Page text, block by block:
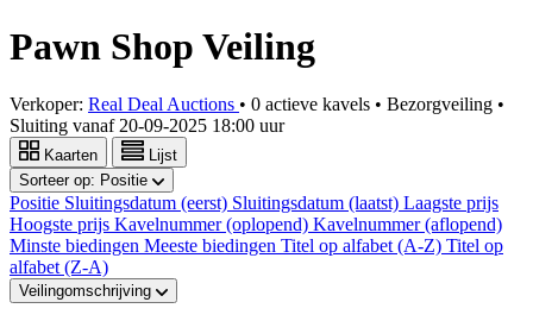
Pawn Shop Veiling
Verkoper: Real Deal Auctions • 0 actieve kavels • Bezorgveiling •
Sluiting vanaf 20-09-2025 18:00 uur
Kaarten
Lijst
Sorteer op: Positie
Positie Sluitingsdatum (eerst) Sluitingsdatum (laatst) Laagste prijs
Hoogste prijs Kavelnummer (oplopend) Kavelnummer (aflopend)
Minste biedingen Meeste biedingen Titel op alfabet (A-Z) Titel op
alfabet (Z-A)
Veilingomschrijving